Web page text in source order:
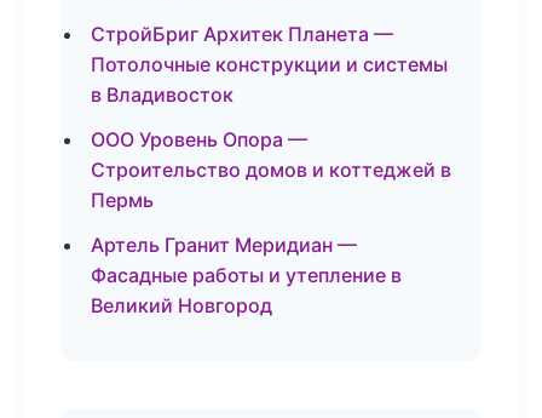
СтройБриг Архитек Планета —
Потолочные конструкции и системы
в Владивосток
ООО Уровень Опора —
Строительство домов и коттеджей в
Пермь
Артель Гранит Меридиан —
Фасадные работы и утепление в
Великий Новгород